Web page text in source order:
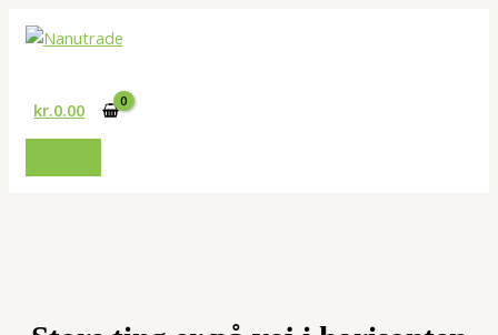
Gå
kr.0.00